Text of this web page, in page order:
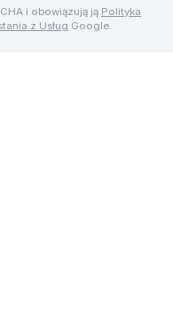
i obowiązują ją Polityka
z Usług Google.